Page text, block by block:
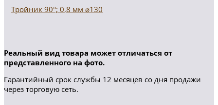
Тройник 90°; 0,8 мм ⌀130
Реальный вид товара может отличаться от
представленного на фото.
Гарантийный срок службы 12 месяцев со дня продажи
через торговую сеть.